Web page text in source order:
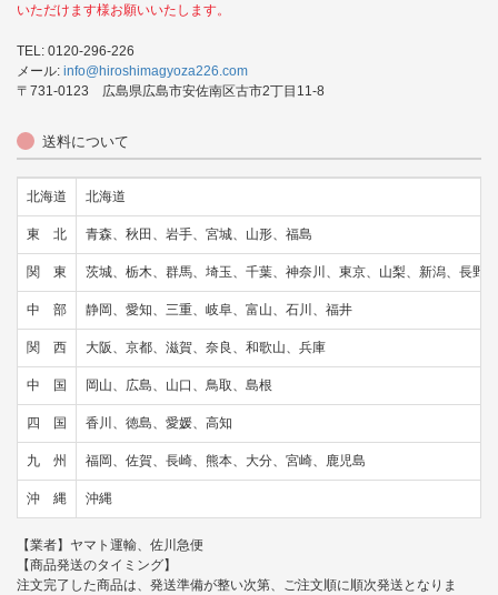
いただけます様お願いいたします。
TEL: 0120-296-226
メール: info@hiroshimagyoza226.com
〒731-0123 広島県広島市安佐南区古市2丁目11-8
送料について
北海道 北海道
東 北 青森、秋田、岩手、宮城、山形、福島
関 東 茨城、栃木、群馬、埼玉、千葉、神奈川、東京、山梨、新潟、長野
中 部 静岡、愛知、三重、岐阜、富山、石川、福井
関 西 大阪、京都、滋賀、奈良、和歌山、兵庫
中 国 岡山、広島、山口、鳥取、島根
四 国 香川、徳島、愛媛、高知
九 州 福岡、佐賀、長崎、熊本、大分、宮崎、鹿児島
沖 縄 沖縄
【業者】ヤマト運輸、佐川急便
【商品発送のタイミング】
注文完了した商品は、発送準備が整い次第、ご注文順に順次発送となりま